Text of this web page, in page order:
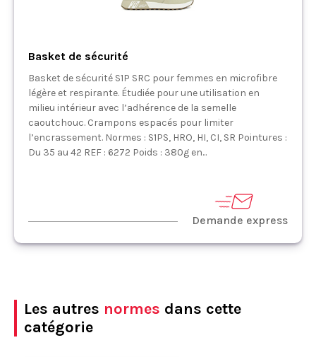
Basket de sécurité
Basket de sécurité S1P SRC pour femmes en microfibre
légère et respirante. Étudiée pour une utilisation en
milieu intérieur avec l’adhérence de la semelle
caoutchouc. Crampons espacés pour limiter
l’encrassement. Normes : S1PS, HRO, HI, CI, SR Pointures :
Du 35 au 42 REF : 6272 Poids : 380g en...
Demande express
Les autres normes dans cette
catégorie